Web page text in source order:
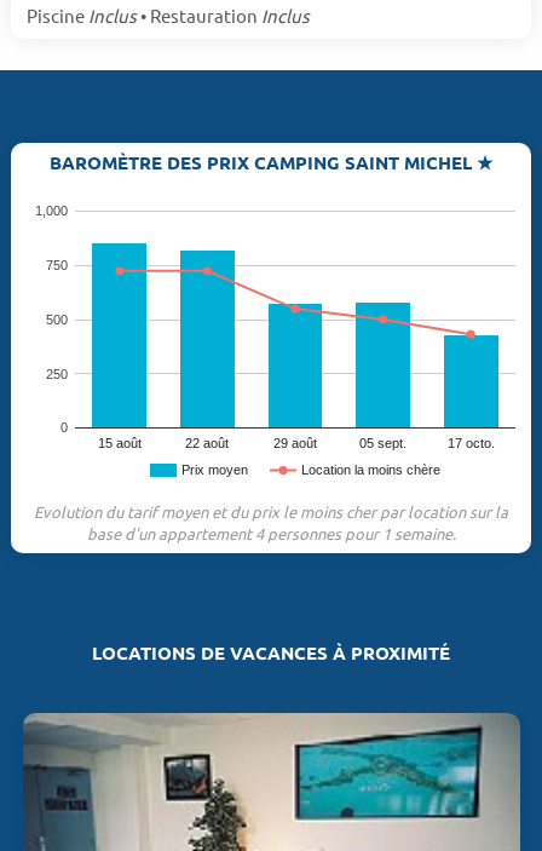
Piscine Inclus• Restauration Inclus
BAROMÈTRE DES PRIX CAMPING SAINT MICHEL ★
Prix moyen Location la moins chère
15 août 22 août 29 août 05 sept. 17 octo.
0
250
500
750
1,000
Evolution du tarif moyen et du prix le moins cher par location sur la
base d'un appartement 4 personnes pour 1 semaine.
LOCATIONS DE VACANCES À PROXIMITÉ